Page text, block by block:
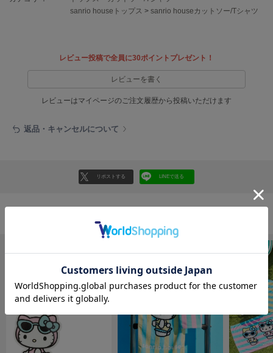
EIMY ISTOIRE
エイミー イストワール
emmi atelier
emmi yoga
フレイアイディー
FURFUR
sanrio houseトップス > sanrio houseカットソー/Tシャツ
レビュー投稿で全員に30ポイントプレゼント！
レビューを書く
レビューはマイページのご注文履歴から投稿いただけます
返品・キャンセルについて
リポストする LINEで送る